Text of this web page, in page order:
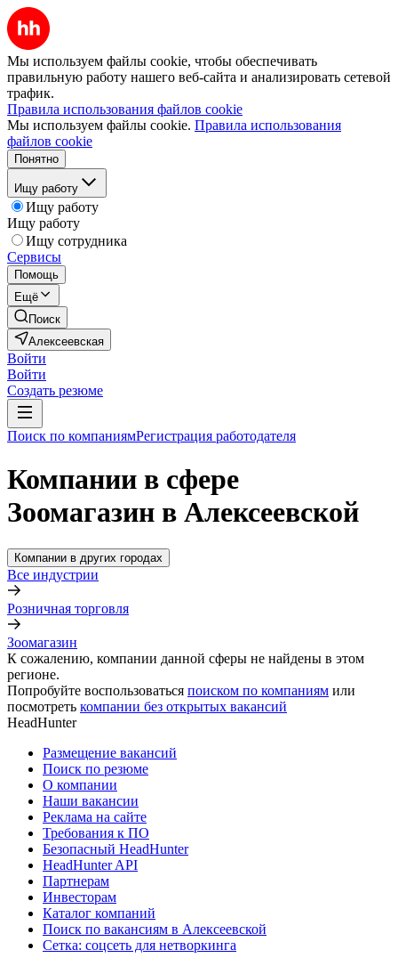
Мы используем файлы cookie, чтобы обеспечивать
правильную работу нашего веб-сайта и анализировать сетевой
трафик.
Правила использования файлов cookie
Мы используем файлы cookie. Правила использования
файлов cookie
Понятно
Ищу работу
Ищу работу
Ищу работу
Ищу сотрудника
Сервисы
Помощь
Ещё
Поиск
Алексеевская
Войти
Войти
Создать резюме
Поиск по компаниямРегистрация работодателя
Компании в сфере
Зоомагазин в Алексеевской
Компании в других городах
Все индустрии
Розничная торговля
Зоомагазин
К сожалению, компании данной сферы не найдены в этом
регионе.
Попробуйте воспользоваться поиском по компаниям или
посмотреть компании без открытых вакансий
HeadHunter
Размещение вакансий
Поиск по резюме
О компании
Наши вакансии
Реклама на сайте
Требования к ПО
Безопасный HeadHunter
HeadHunter API
Партнерам
Инвесторам
Каталог компаний
Поиск по вакансиям в Алексеевской
Сетка: соцсеть для нетворкинга